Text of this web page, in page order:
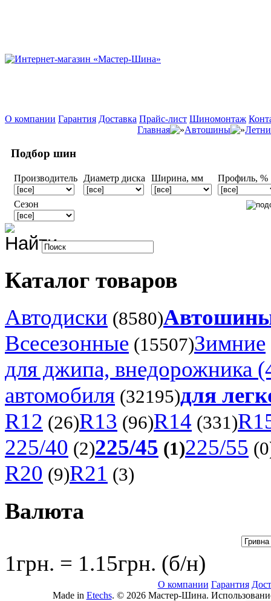
О компании Гарантия Доставка Прайс-лист Шиномонтаж
Главная
Автошины
Подбор шин
Производитель Диаметр диска Ширина, мм Профиль, %
Сезон
Каталог товаров
Автодиски (8580)
Всесезонные (15507)Зимние
для джипа, внедорожника
автомобиля (32195)для
R12 (26)R13 (96)R14 (331)
225/40 (2)225/45 (1)225/55
R20 (9)R21 (3)
Валюта
1грн. = 1.15грн. (б/н)
О компании Гарантия
Made in Etechs. © 2026 Мастер-Шина.